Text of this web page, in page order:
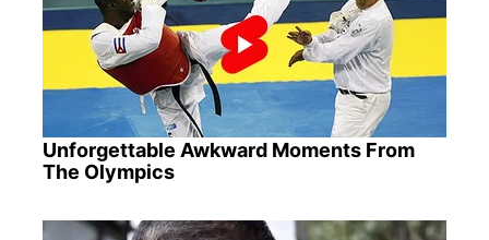
Unforgettable Awkward Moments From
The Olympics